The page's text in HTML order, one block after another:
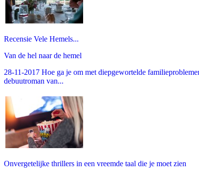
Recensie Vele Hemels...
Van de hel naar de hemel
28-11-2017 Hoe ga je om met diepgewortelde
debuutroman van...
Onvergetelijke thrillers in een vreemde taal die je moet zien